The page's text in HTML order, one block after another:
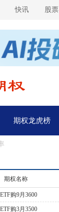
快讯 股票
期权龙虎榜
期权名称
购9月3600
购3月3500